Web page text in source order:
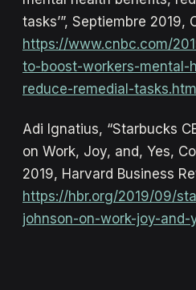
tasks’”, Septiembre 2019,
https://www.cnbc.com/
to-boost-workers-mental-
reduce-remedial-tasks.html
Adi Ignatius, “Starbucks
on Work, Joy, and, Yes,
2019, Harvard Business
https://hbr.org/2019/09/
johnson-on-work-joy-and-